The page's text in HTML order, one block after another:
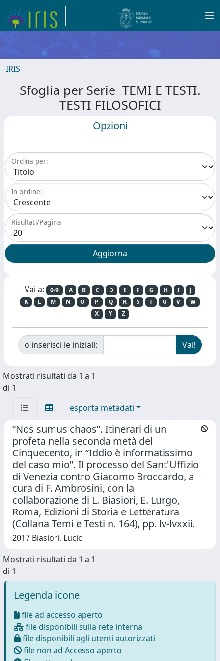
IRIS
Sfoglia per Serie TEMI E TESTI.
TESTI FILOSOFICI
Opzioni
Ordina per:
In ordine:
Risultati/Pagina
Vai a: 0-9 A B C D E F G H I
J
K
L M N O P Q R S T U V
W
X
Y Z
o inserisci le iniziali:
Mostrati risultati da 1 a 1
di 1
esporta metadati
“Nos sumus chaos”. Itinerari di un
profeta nella seconda metà del
Cinquecento, in “Iddio è informatissimo
del caso mio”. Il processo del Sant'Uffizio
di Venezia contro Giacomo Broccardo, a
cura di F. Ambrosini, con la
collaborazione di L. Biasiori, E. Lurgo,
Roma, Edizioni di Storia e Letteratura
(Collana Temi e Testi n. 164), pp. lv-lvxxii.
2017 Biasiori, Lucio
Mostrati risultati da 1 a 1
di 1
Legenda icone
file ad accesso aperto
file disponibili sulla rete interna
file disponibili agli utenti autorizzati
file non ad Accesso aperto